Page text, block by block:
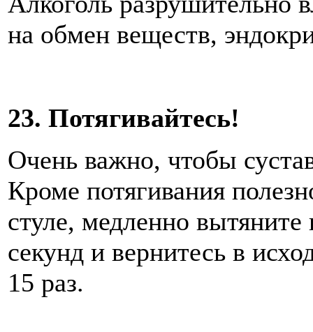
на обмен веществ,
23. Потягивайтесь!
Очень важно, чтобы
Кроме потягивания
стуле, медленно
секунд и вернитесь в
15 раз.